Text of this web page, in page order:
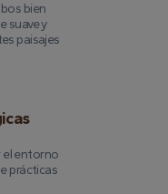
bien
suave y
paisajes
el entorno
prácticas